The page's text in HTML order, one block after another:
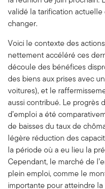
validé la tarification
changer.
Voici le contexte des
nettement accéléré ces
découle des bénéfices
des biens aux prises avec
voitures), et le
aussi contribué. Le progrès
d’emploi a été
de baisses du taux de
légère réduction des
la période où a eu lieu la
Cependant, le marché de
plein emploi, comme le
importante pour atteindre